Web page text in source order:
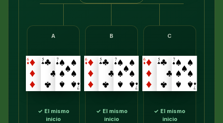
A
✓ El mismo
inicio
B
✓ El mismo
inicio
C
✓ El mismo
inicio